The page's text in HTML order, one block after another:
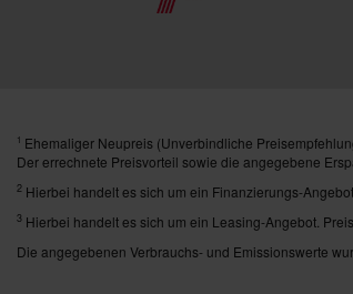
1 Ehemaliger Neupreis (Unverbindliche
Der errechnete Preisvorteil sowie die angegebene
2 Hierbei handelt es sich um ein Finanzierungs-
3 Hierbei handelt es sich um ein Leasing-Angebot.
Die angegebenen Verbrauchs- und Emissionswerte